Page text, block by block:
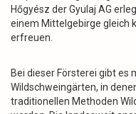
Hőgyész der Gyulaj AG
einem Mittelgebirge gleich
erfreuen.
Bei dieser Försterei gibt
Wildschweingärten, in
traditionellen Methoden